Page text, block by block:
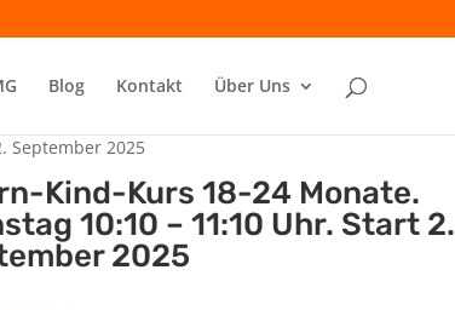
Blog Kontakt Über Uns
September 2025
Kind-Kurs 18-24 Monate.
10:10 – 11:10 Uhr. Start 2.
2025